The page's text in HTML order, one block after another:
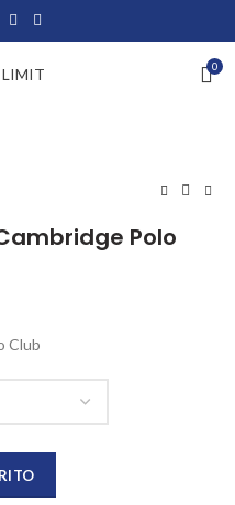
0
Polo
Club